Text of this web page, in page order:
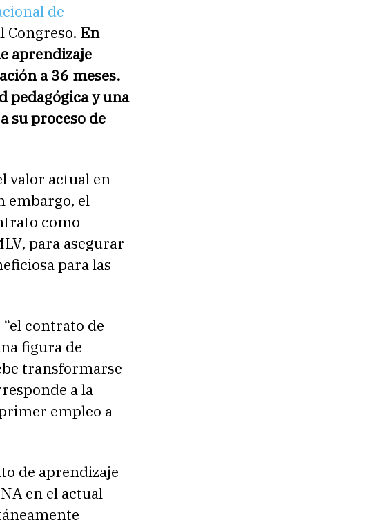
de
Congreso. En
aprendizaje
a 36 meses.
pedagógica y una
su proceso de
valor actual en
embargo, el
como
para asegurar
para las
contrato de
figura de
transformarse
a la
empleo a
de aprendizaje
en el actual